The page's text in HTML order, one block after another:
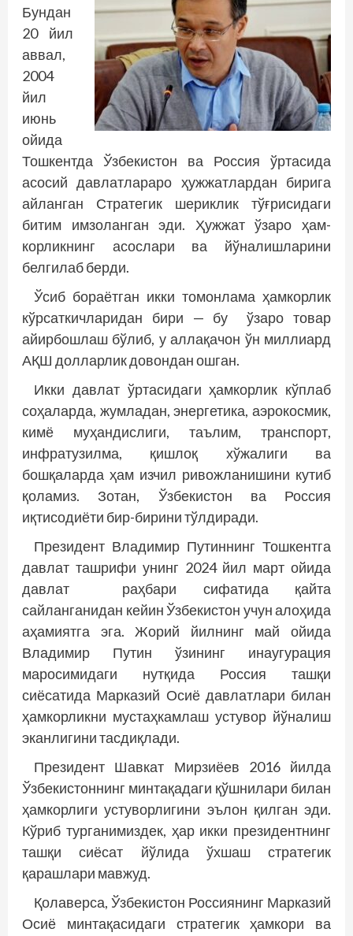
Бундан
20 йил
аввал,
2004
йил
июнь
ойида
Тошкентда Ўзбекистон ва Россия ўртасида
асосий давлатлараро ҳужжатлардан бирига
айланган Стратегик шериклик тўғрисидаги
битим имзоланган эди. Ҳужжат ўзаро ҳам­­­­
корликнинг асос­лари ва йўналиш­ларини
белгилаб берди.
Ўсиб бораётган икки томонлама ҳамкорлик
кўрсаткичларидан бири — бу ўзаро товар
айирбошлаш бўлиб, у аллақачон ўн миллиард
АҚШ долларлик довондан ошган.
Икки давлат ўртасидаги ҳамкорлик кўплаб
соҳаларда, жумладан, энергетика, аэрокосмик,
кимё муҳандислиги, таълим, транспорт,
инфратузилма, қишлоқ хўжалиги ва
бошқаларда ҳам изчил ривож­ланишини кутиб
қоламиз. Зотан, Ўзбекистон ва Россия
иқтисодиёти бир-бирини тўлдиради.
Президент Владимир Путиннинг Тошкентга
давлат ташрифи унинг 2024 йил март ойида
давлат раҳбари сифатида қайта
сайланганидан кейин Ўзбекистон учун алоҳида
аҳамиятга эга. Жорий йилнинг май ойида
Владимир Путин ўзининг инаугурация
маросимидаги нутқида Россия ташқи
сиёсатида Марказий Осиё давлатлари билан
ҳамкорликни мустаҳкамлаш устувор йўналиш
эканлигини тасдиқлади.
Президент Шавкат Мирзиёев 2016 йилда
Ўзбекис­тоннинг минтақадаги қўшнилари билан
ҳамкорлиги устуворлигини эълон қилган эди.
Кўриб турганимиздек, ҳар икки президентнинг
ташқи сиёсат йўлида ўхшаш стратегик
қарашлари мавжуд.
Қолаверса, Ўзбекистон Россиянинг Марказий
Осиё минтақасидаги стратегик ҳамкори ва